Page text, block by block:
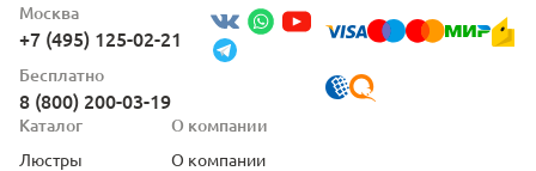
Москва
+7 (495) 125-02-21
Бесплатно
8 (800) 200-03-19
Каталог
Люстры
О компании
О компании